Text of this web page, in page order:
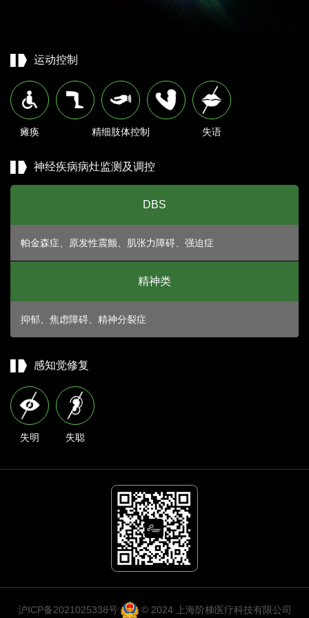
运动控制
瘫痪 精细肢体控制 失语
神经疾病病灶监测及调控
DBS
帕金森症、原发性震颤、肌张力障碍、强迫症
精神类
抑郁、焦虑障碍、精神分裂症
感知觉修复
失明 失聪
沪ICP备2021025338号 © 2024 上海阶梯医疗科技有限公司